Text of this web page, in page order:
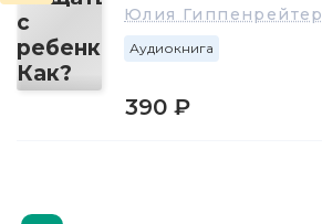
Юлия Гиппенрейтер
Аудиокнига
390 ₽